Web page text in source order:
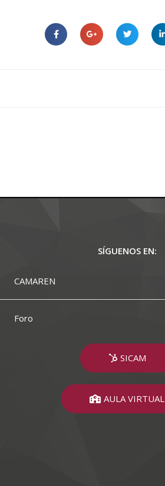
SÍGUENOS EN:
CAMAREN
Foro
SICAM
AULA VIRTUAL